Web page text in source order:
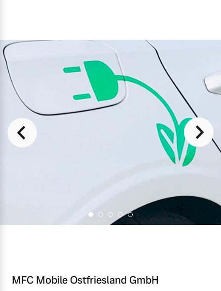
MFC Mobile Ostfriesland GmbH